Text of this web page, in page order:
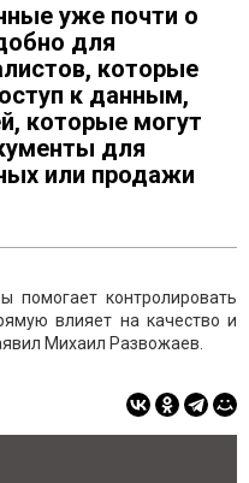
уже почти о
для
которые
к данным,
которые могут
для
или продажи
помогает контролировать
влияет на качество и
Михаил Развожаев.